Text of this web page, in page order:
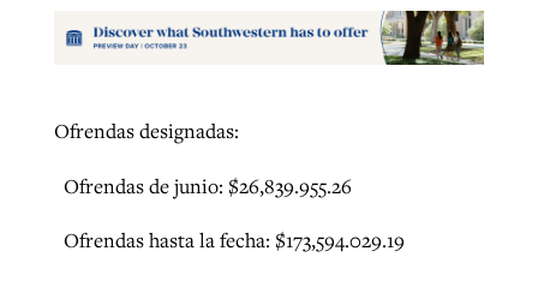
Ofrendas designadas:
Ofrendas de junio: $26,839.955.26
Ofrendas hasta la fecha: $173,594.029.19